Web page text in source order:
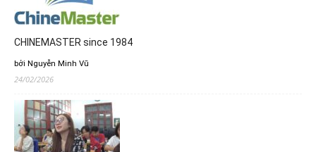
CHINEMASTER since 1984
bởi Nguyễn Minh Vũ
24/02/2026